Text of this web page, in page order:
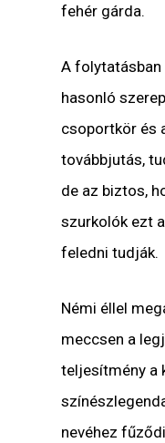
fehér gárda.
A folytatásban
hasonló
csoportkör és
továbbjutás,
de az biztos,
szurkolók ezt
feledni tudják.
Némi éllel
meccsen a
teljesítmény a
nevéhez